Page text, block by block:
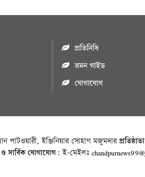
প্রতিনিধি
ভ্রমন গাইড
যোগাযোগ
পাটওয়ারী, ইঞ্জিনিয়ার সোহাগ মজুমদার
ও সার্বিক যোগাযোগ: ই-মেইলঃ